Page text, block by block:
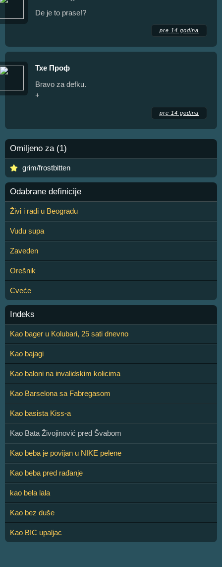
De je to prase!?
pre 14 godina
Тхе Проф
Bravo za defku.
+
pre 14 godina
Omiljeno za (1)
grim/frostbitten
Odabrane definicije
Živi i radi u Beogradu
Vudu supa
Zaveden
Orešnik
Cveće
Indeks
Kao bager u Kolubari, 25 sati dnevno
Kao bajagi
Kao baloni na invalidskim kolicima
Kao Barselona sa Fabregasom
Kao basista Kiss-a
Kao Bata Živojinović pred Švabom
Kao beba je povijan u NIKE pelene
Kao beba pred rađanje
kao bela lala
Kao bez duše
Kao BIC upaljac